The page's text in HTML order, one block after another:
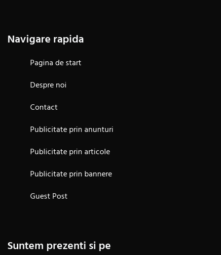
Navigare rapida
Pagina de start
Despre noi
Contact
Publicitate prin anunturi
Publicitate prin articole
Publicitate prin bannere
Guest Post
Suntem prezenti si pe